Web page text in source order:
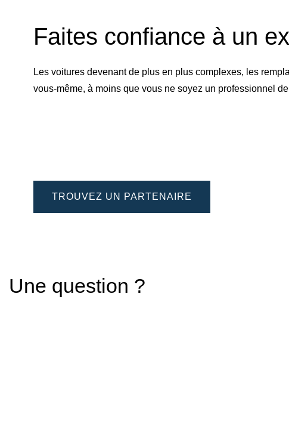
Faites confiance à un
Les voitures devenant de plus en plus complexes, les
vous-même, à moins que vous ne soyez un professionnel
TROUVEZ UN PARTENAIRE
Une question ?